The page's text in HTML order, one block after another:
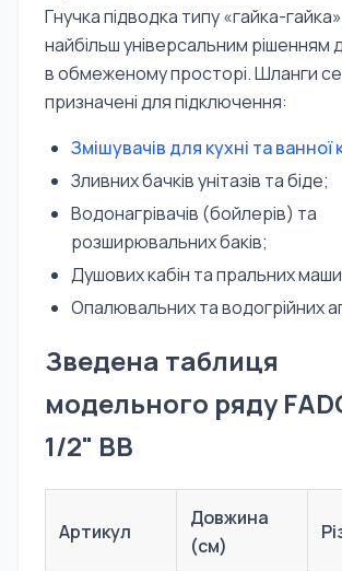
Гнучка підводка типу «гайка-
найбільш універсальним рішенням
в обмеженому просторі. Шланги
призначені для підключення:
Змішувачів для кухні та ванної
Зливних бачків унітазів та біде;
Водонагрівачів (бойлерів) та
розширювальних баків;
Душових кабін та пральних
Опалювальних та водогрійних
Зведена таблиця
модельного ряду
1/2" ВВ
Артикул
Довжина
(см)